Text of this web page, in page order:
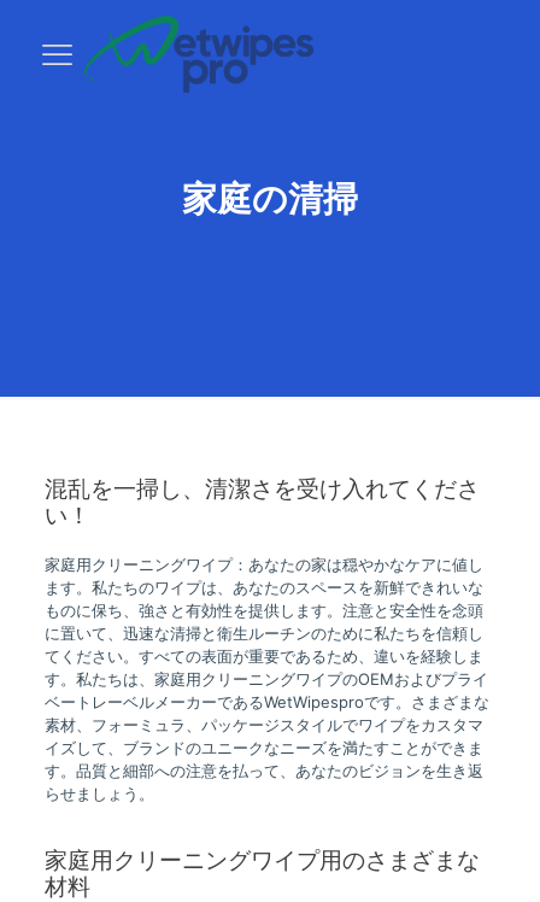
家庭の清掃
混乱を一掃し、清潔さを受け入れてくださ
い！
家庭用クリーニングワイプ：あなたの家は穏やかなケアに値し
ます。私たちのワイプは、あなたのスペースを新鮮できれいな
ものに保ち、強さと有効性を提供します。注意と安全性を念頭
に置いて、迅速な清掃と衛生ルーチンのために私たちを信頼し
てください。すべての表面が重要であるため、違いを経験しま
す。私たちは、家庭用クリーニングワイプのOEMおよびプライ
ベートレーベルメーカーであるWetWipesproです。さまざまな
素材、フォーミュラ、パッケージスタイルでワイプをカスタマ
イズして、ブランドのユニークなニーズを満たすことができま
す。品質と細部への注意を払って、あなたのビジョンを生き返
らせましょう。
家庭用クリーニングワイプ用のさまざまな
材料